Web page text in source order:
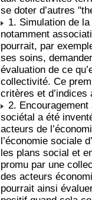
se doter d’autres
1. Simulation de
notamment
pourrait, par
ses soins,
évaluation de ce
collectivité. Ce
critères et
2.
sociétal a été
acteurs de
l’économie sociale
les plans social et
promu par une
des acteurs
pourrait ainsi